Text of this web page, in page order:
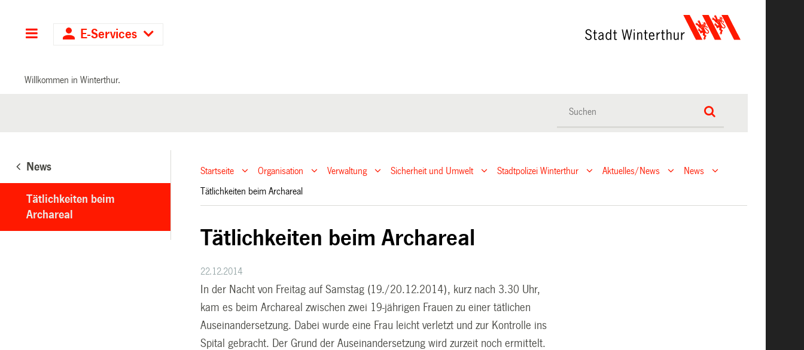
Hauptnavigation
E-Services
Willkommen in Winterthur.
News
Tätlichkeiten beim
Archareal
Startseite Organisation Verwaltung Sicherheit und Umwelt Stadtpolizei Winterthur Aktuelles/News
News
Tätlichkeiten beim Archareal
Tätlichkeiten beim Archareal
22.12.2014
In der Nacht von Freitag auf Samstag (19./20.12.2014), kurz nach 3.30 Uhr,
kam es beim Archareal zwischen zwei 19-jährigen Frauen zu einer tätlichen
Auseinandersetzung. Dabei wurde eine Frau leicht verletzt und zur Kontrolle ins
Spital gebracht. Der Grund der Auseinandersetzung wird zurzeit noch ermittelt.